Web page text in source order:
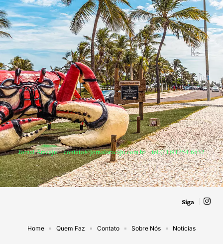
Jornal Aracaju –contato@jornalaracaju.com.br– tel.(11)91754-6532
Siga
Home Quem Faz Contato Sobre Nós Notícias